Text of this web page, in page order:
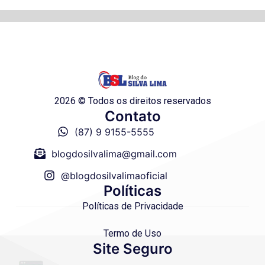
2026 © Todos os direitos reservados
Contato
(87) 9 9155-5555
blogdosilvalima@gmail.com
@blogdosilvalimaoficial
Políticas
Políticas de Privacidade
Termo de Uso
Site Seguro